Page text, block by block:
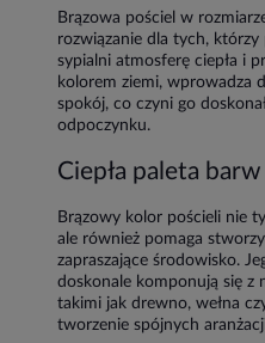
Brązowa pościel w
rozwiązanie dla tych,
sypialni atmosferę ciepła i
kolorem ziemi, wprowadza
spokój, co czyni go
odpoczynku.
Ciepła paleta barw
Brązowy kolor pościeli nie
ale również pomaga
zapraszające środowisko.
doskonale komponują się z
takimi jak drewno, wełna
tworzenie spójnych